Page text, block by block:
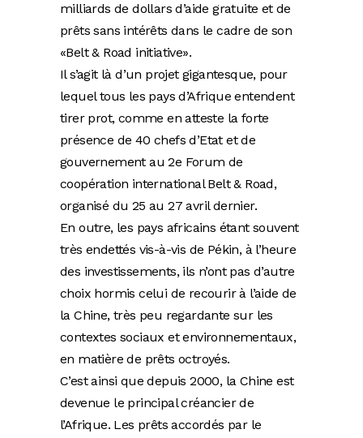
milliards de dollars d’aide gratuite et de
prêts sans intérêts dans le cadre de son
«Belt & Road initiative».
Il s’agit là d’un projet gigantesque, pour
lequel tous les pays d’Afrique entendent
tirer prot, comme en atteste la forte
présence de 40 chefs d’Etat et de
gouvernement au 2e Forum de
coopération international Belt & Road,
organisé du 25 au 27 avril dernier.
En outre, les pays africains étant souvent
très endettés vis-à-vis de Pékin, à l’heure
des investissements, ils n’ont pas d’autre
choix hormis celui de recourir à l’aide de
la Chine, très peu regardante sur les
contextes sociaux et environnementaux,
en matière de prêts octroyés.
C’est ainsi que depuis 2000, la Chine est
devenue le principal créancier de
l’Afrique. Les prêts accordés par le